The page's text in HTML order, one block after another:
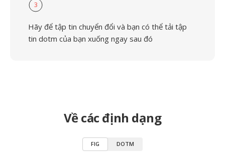
3
Hãy để tập tin chuyển đổi và bạn có thể tải tập
tin dotm của bạn xuống ngay sau đó
Về các định dạng
FIG DOTM